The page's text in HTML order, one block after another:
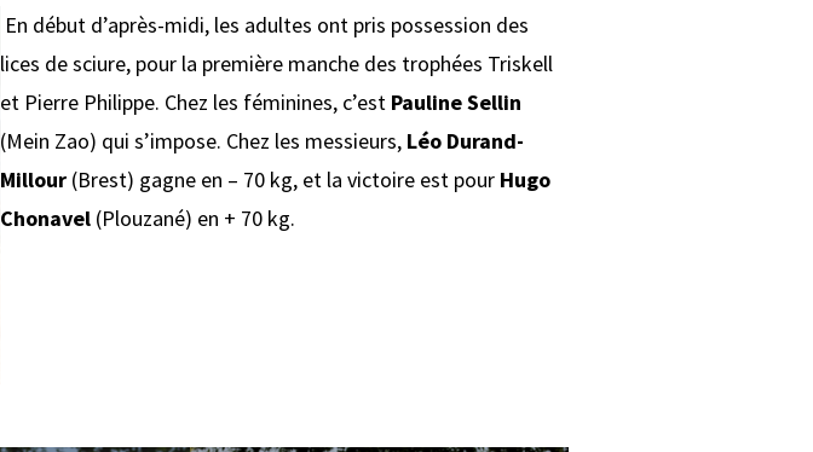
En début d’après-midi, les adultes ont pris possession des
lices de sciure, pour la première manche des trophées Triskell
et Pierre Philippe. Chez les féminines, c’est Pauline Sellin
(Mein Zao) qui s’impose. Chez les messieurs, Léo Durand-
Millour (Brest) gagne en – 70 kg, et la victoire est pour Hugo
Chonavel (Plouzané) en + 70 kg.